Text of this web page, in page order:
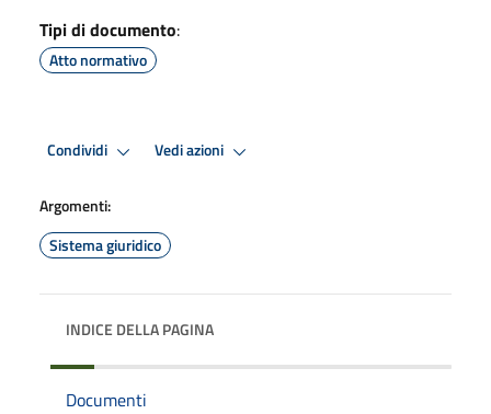
Tipi di documento:
Atto normativo
Condividi Vedi azioni
Argomenti:
Sistema giuridico
INDICE DELLA PAGINA
Documenti